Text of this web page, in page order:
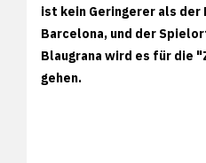
ist kein Geringerer als der
Barcelona, und der
Blaugrana wird es für die
gehen.